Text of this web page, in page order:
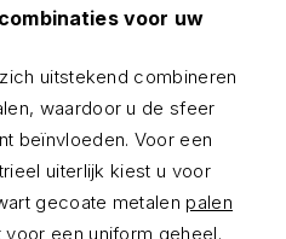
voor uw
uitstekend combineren
waardoor u de sfeer
beïnvloeden. Voor een
uiterlijk kiest u voor
gecoate metalen palen
voor een uniform geheel.